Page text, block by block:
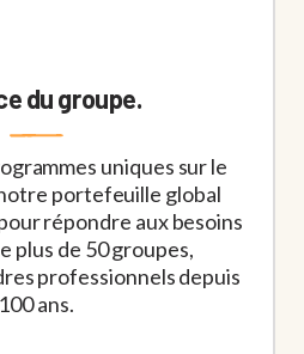
du groupe.
uniques sur le
portefeuille global
répondre aux besoins
plus de 50 groupes,
professionnels depuis
100 ans.